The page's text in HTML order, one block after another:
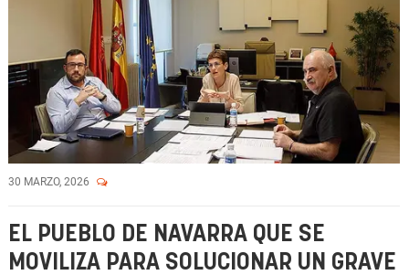
30 MARZO, 2026
EL PUEBLO DE NAVARRA QUE SE
MOVILIZA PARA SOLUCIONAR UN GRAVE